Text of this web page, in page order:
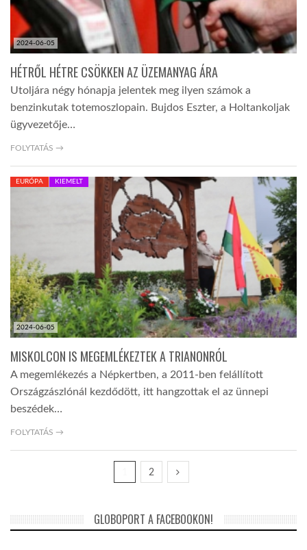
2024-06-05
HÉTRŐL HÉTRE CSÖKKEN AZ ÜZEMANYAG ÁRA
Utoljára négy hónapja jelentek meg ilyen számok a
benzinkutak totemoszlopain. Bujdos Eszter, a Holtankoljak
ügyvezetője…
FOLYTATÁS →
2024-06-05
EURÓPA KIEMELT
MISKOLCON IS MEGEMLÉKEZTEK A TRIANONRÓL
A megemlékezés a Népkertben, a 2011-ben felállított
Országzászlónál kezdődött, itt hangzottak el az ünnepi
beszédek…
FOLYTATÁS →
2
GLOBOPORT A FACEBOOKON!